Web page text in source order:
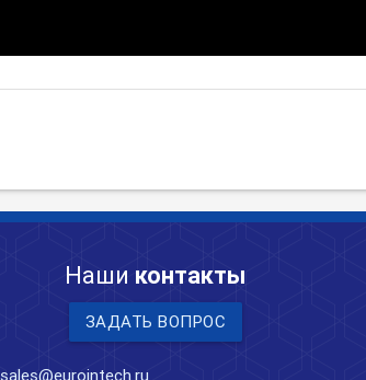
Наши контакты
ЗАДАТЬ ВОПРОС
sales@eurointech.ru